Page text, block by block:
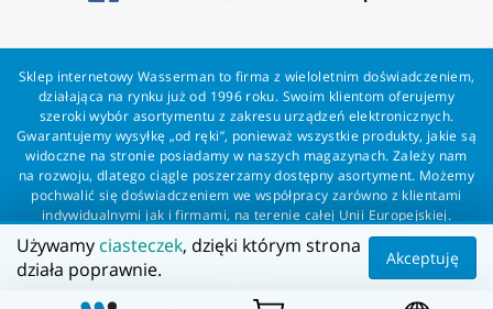
Sklep internetowy Wasserman to firma z wieloletnim doświadczeniem,
działająca na rynku już od 1996 roku. Swoim klientom oferujemy
szeroki wybór asortymentu z zakresu urządzeń elektronicznych.
Gwarantujemy wysyłkę „od ręki”, ponieważ wszystkie produkty, jakie są
widoczne na stronie posiadamy w naszych magazynach. Zależy nam
na rozwoju, dlatego ciągle poszerzamy dostępny asortyment. Możemy
pochwalić się doświadczeniem we współpracy zarówno z klientami
indywidualnymi jak i firmami, na terenie całej Unii Europejskiej.
Zapewniamy profesjonalną obsługę każdego klienta oraz szybką i
bezproblemową realizację zamówień. Wasserman - wszystko dla
Używamy ciasteczek, dzięki którym strona
działa poprawnie.
Akceptuję